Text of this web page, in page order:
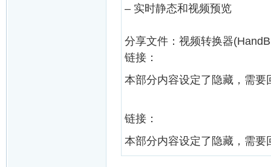
– 实时静态和视频预览
分享文件：视频转换器
链接：
本部分内容设定了隐藏，需要
链接：
本部分内容设定了隐藏，需要